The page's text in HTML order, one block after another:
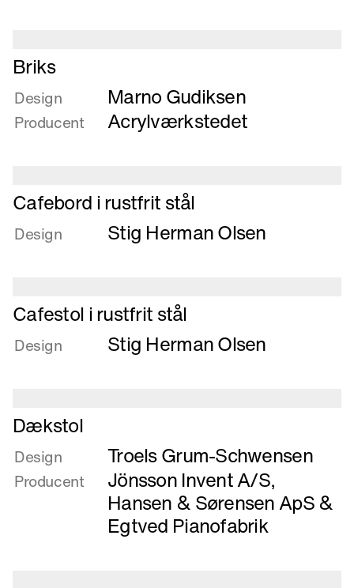
fleksibelt
understel
Læs
mere
om
Briks
Briks
Design Marno Gudiksen
Producent Acrylværkstedet
Læs
mere
om
stål
Cafebord i rustfrit stål
Design Stig Herman Olsen
Læs
mere
om
stål
Cafestol i rustfrit stål
Design Stig Herman Olsen
Læs
mere
om
Dækstol
Dækstol
Design Troels Grum-Schwensen
Producent Jönsson Invent A/S,
Hansen & Sørensen ApS&
Egtved Pianofabrik